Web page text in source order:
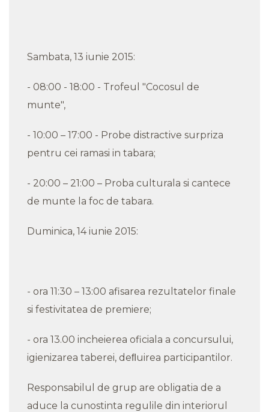
Sambata, 13 iunie 2015:
- 08:00 - 18:00 - Trofeul "Cocosul de
munte",
- 10:00 – 17:00 - Probe distractive surpriza
pentru cei ramasi in tabara;
- 20:00 – 21:00 – Proba culturala si cantece
de munte la foc de tabara.
Duminica, 14 iunie 2015:
- ora 11:30 – 13:00 afisarea rezultatelor finale
si festivitatea de premiere;
- ora 13.00 incheierea oficiala a concursului,
igienizarea taberei, deﬂuirea participantilor.
Responsabilul de grup are obligatia de a
aduce la cunostinta regulile din interiorul